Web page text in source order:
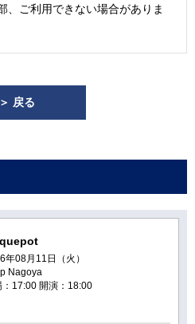
、ご利用できない場合がありま
＞ 戻る
年08月11日（火）
Nagoya
：17:00 開演：18:00